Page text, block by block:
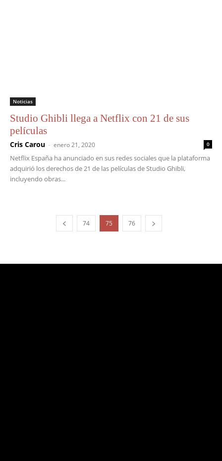
Noticias
Studio Ghibli llega a Netflix con 21 de sus
películas
Cris Carou - enero 21, 2020 0
Netflix España ha anunciado en sus redes sociales que la plataforma
adquirió los derechos de 21 de las películas de Studio Ghibli,
incluyendo obras...
74 75 76